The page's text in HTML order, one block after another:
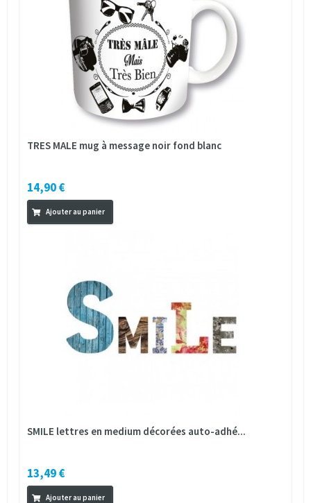
TRES MALE mug à message noir fond blanc
14,90 €
Ajouter au panier
SMILE lettres en medium décorées auto-adhé...
13,49 €
Ajouter au panier